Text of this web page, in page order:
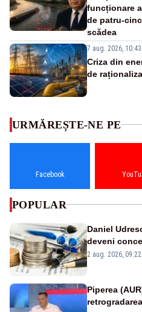
funcționare
de patru-
scădea
7 aug. 2026, 10:43
Criza din
de
URMĂREȘTE-NE PE
Facebook
POPULAR
Daniel
deveni
viitoare?
2 aug. 2026, 09:22
Piperea